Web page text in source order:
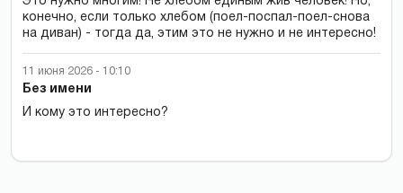
конечно, если только хлебом (поел-поспал-поел-снова
на диван) - тогда да, этим это не нужно и не интересно!
11 июня 2026 - 10:10
Без имени
И кому это интересно?